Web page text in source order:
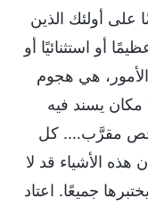
على أولئك الذين
أو استثنائيًا أو
هي هجوم
مكان يسند فيه
شخص مقرَّب…. كل
الأشياء قد لا
جميعًا. اعتاد